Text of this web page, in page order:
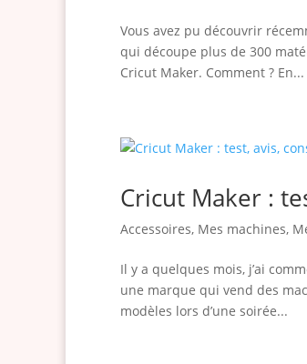
Vous avez pu découvrir
qui découpe plus de 300
Cricut Maker. Comment ? En...
Cricut Maker :
Accessoires, Mes machines,
Il y a quelques mois, j’ai
une marque qui vend des
modèles lors d’une soirée...